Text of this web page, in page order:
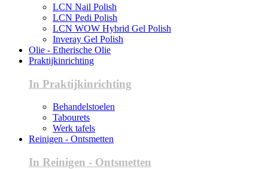
LCN Nail Polish
LCN Pedi Polish
LCN WOW Hybrid Gel Polish
Inveray Gel Polish
Olie - Etherische Olie
Praktijkinrichting
In Praktijkinrichting
Behandelstoelen
Tabourets
Werk tafels
Reinigen - Ontsmetten
In Reinigen - Ontsmetten